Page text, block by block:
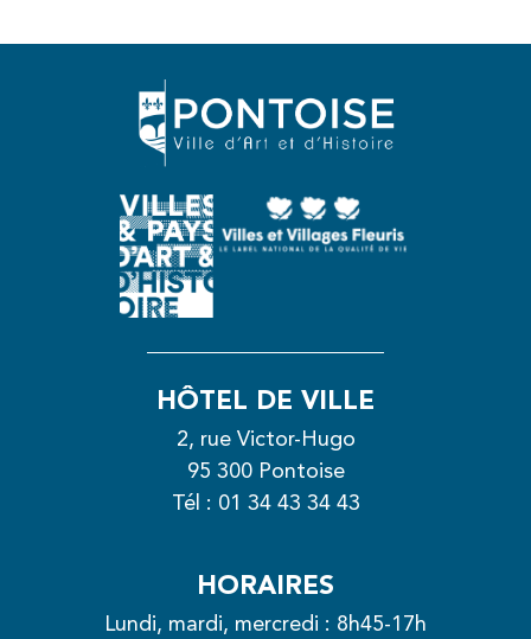
HÔTEL DE VILLE
2, rue Victor-Hugo
95 300 Pontoise
Tél : 01 34 43 34 43
HORAIRES
Lundi, mardi, mercredi : 8h45-17h